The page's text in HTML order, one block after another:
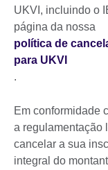
UKVI, incluindo o
página da nossa
política de
para UKVI
.
Em conformidade
a regulamentação
cancelar a sua
integral do